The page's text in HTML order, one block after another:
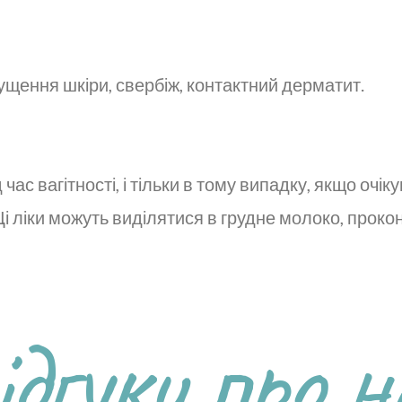
шкіри, свербіж, контактний дерматит.
вагітності, і тільки в тому випадку, якщо
можуть виділятися в грудне молоко,